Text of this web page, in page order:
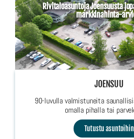
Rivitaloasuntoja Joensuusta
markkinahinta-
JOENSUU
90-luvulla valmistuneita
omalla pihalla tai
Tutustu asuntoihin